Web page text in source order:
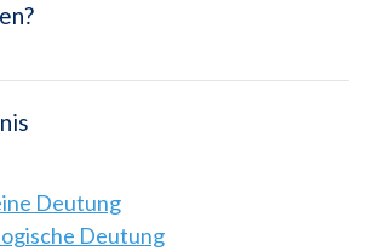
Deutung
Deutung